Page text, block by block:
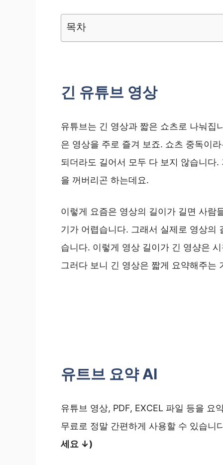
목차
긴 유튜브 영상
유튜브는 긴 영상과 짧은 쇼츠로 나눠집
은 영상을 주로 즐겨 보죠. 쇼츠 중독이
되더라도 길어서 모두 다 보지 않습니다
을 꺼버리곤 하는데요.
이렇게 요즘은 영상의 길이가 길면 사람
기가 어렵습니다. 그래서 실제로 영상의
습니다. 이렇게 영상 길이가 긴 영샹은
그러다 보니 긴 영상은 짧게 요약해주는
유트브 요약 AI
유튜브 영상, PDF, EXCEL 파일 등을 요
무료로 정말 간편하게 사용할 수 있습니
세요 ↓)